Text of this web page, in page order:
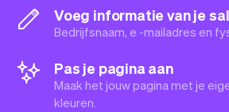
Voeg informatie van je
Bedrijfsnaam, e -mailadres en
Pas je pagina aan
Maak het jouw pagina met je
kleuren.